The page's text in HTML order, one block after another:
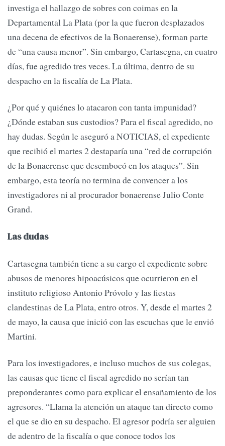
investiga el hallazgo de sobres con coimas en la
Departamental La Plata (por la que fueron desplazados
una decena de efectivos de la Bonaerense), forman parte
de “una causa menor”. Sin embargo, Cartasegna, en cuatro
días, fue agredido tres veces. La última, dentro de su
despacho en la fiscalía de La Plata.
¿Por qué y quiénes lo atacaron con tanta impunidad?
¿Dónde estaban sus custodios? Para el fiscal agredido, no
hay dudas. Según le aseguró a NOTICIAS, el expediente
que recibió el martes 2 destaparía una “red de corrupción
de la Bonaerense que desembocó en los ataques”. Sin
embargo, esta teoría no termina de convencer a los
investigadores ni al procurador bonaerense Julio Conte
Grand.
Las dudas
Cartasegna también tiene a su cargo el expediente sobre
abusos de menores hipoacúsicos que ocurrieron en el
instituto religioso Antonio Próvolo y las fiestas
clandestinas de La Plata, entro otros. Y, desde el martes 2
de mayo, la causa que inició con las escuchas que le envió
Martini.
Para los investigadores, e incluso muchos de sus colegas,
las causas que tiene el fiscal agredido no serían tan
preponderantes como para explicar el ensañamiento de los
agresores. “Llama la atención un ataque tan directo como
el que se dio en su despacho. El agresor podría ser alguien
de adentro de la fiscalía o que conoce todos los